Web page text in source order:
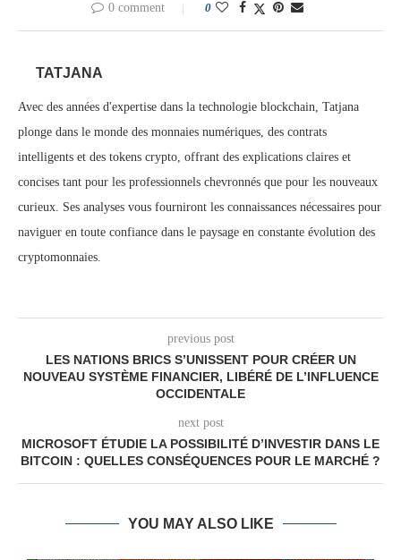
0 comment 0
TATJANA
Avec des années d'expertise dans la technologie blockchain, Tatjana
plonge dans le monde des monnaies numériques, des contrats
intelligents et des tokens crypto, offrant des explications claires et
concises tant pour les professionnels chevronnés que pour les nouveaux
curieux. Ses analyses vous fourniront les connaissances nécessaires pour
naviguer en toute confiance dans le paysage en constante évolution des
cryptomonnaies.
previous post
LES NATIONS BRICS S’UNISSENT POUR CRÉER UN
NOUVEAU SYSTÈME FINANCIER, LIBÉRÉ DE L’INFLUENCE
OCCIDENTALE
next post
MICROSOFT ÉTUDIE LA POSSIBILITÉ D’INVESTIR DANS LE
BITCOIN : QUELLES CONSÉQUENCES POUR LE MARCHÉ ?
YOU MAY ALSO LIKE